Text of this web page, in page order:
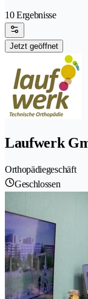
10 Ergebnisse
Jetzt geöffnet
Laufwerk
Orthopädiegeschäft
Geschlossen